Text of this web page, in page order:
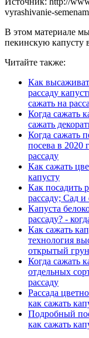
vyrashivanie-
В этом материале
пекинскую капусту
Читайте также:
Как
рассаду
сажать на
Когда сажать
сажать
Когда сажать
посева в 2020
рассаду
Как сажать
капусту
Как посадить
рассаду; Сад и
Капуста
рассаду? -
Как сажать
технология
открытый
Когда сажать
отдельных
рассаду
Рассада
как сажать
Подробный
как сажать